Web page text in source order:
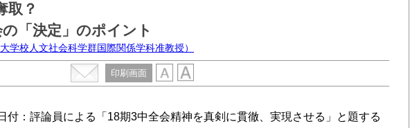
取？
「決定」のポイント
大学校人文社会科学群国際関係学科准教授）
印刷画面
付：評論員による「18期3中全会精神を真剣に貫徹、実現させる」と題する